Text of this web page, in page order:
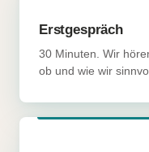
Erstgespräch
30 Minuten. Wir
ob und wie wir